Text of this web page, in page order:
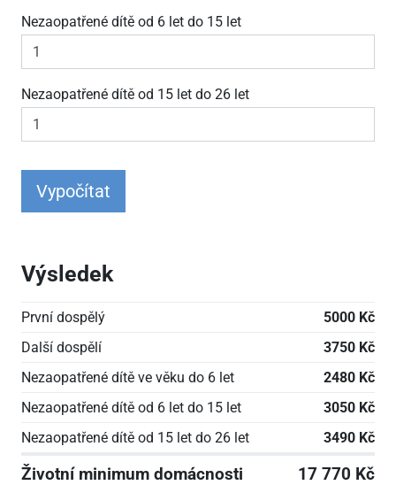
Nezaopatřené dítě od 6 let do 15 let
Nezaopatřené dítě od 15 let do 26 let
Vypočítat
Výsledek
První dospělý
5000 Kč
Další dospělí
3750 Kč
Nezaopatřené dítě ve věku do 6 let
2480 Kč
Nezaopatřené dítě od 6 let do 15 let
3050 Kč
Nezaopatřené dítě od 15 let do 26 let
3490 Kč
Životní minimum domácnosti 17 770 Kč